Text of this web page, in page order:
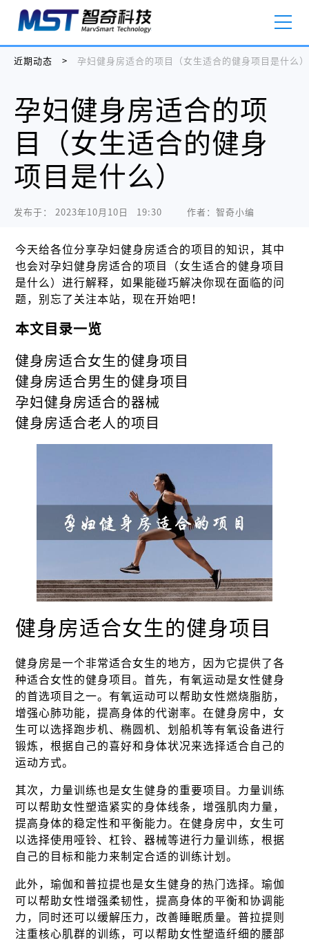
近期动态 > 孕妇健身房适合的项目（女生适合的健身项目是什么）
孕妇健身房适合的项
目（女生适合的健身
项目是什么）
发布于： 2023年10月10日   19:30 作者：智奇小编
今天给各位分享孕妇健身房适合的项目的知识，其中
也会对孕妇健身房适合的项目（女生适合的健身项目
是什么）进行解释，如果能碰巧解决你现在面临的问
题，别忘了关注本站，现在开始吧！
本文目录一览
健身房适合女生的健身项目
健身房适合男生的健身项目
孕妇健身房适合的器械
健身房适合老人的项目
健身房适合女生的健身项目
健身房是一个非常适合女生的地方，因为它提供了各
种适合女性的健身项目。首先，有氧运动是女性健身
的首选项目之一。有氧运动可以帮助女性燃烧脂肪，
增强心肺功能，提高身体的代谢率。在健身房中，女
生可以选择跑步机、椭圆机、划船机等有氧设备进行
锻炼，根据自己的喜好和身体状况来选择适合自己的
运动方式。
其次，力量训练也是女生健身的重要项目。力量训练
可以帮助女性塑造紧实的身体线条，增强肌肉力量，
提高身体的稳定性和平衡能力。在健身房中，女生可
以选择使用哑铃、杠铃、器械等进行力量训练，根据
自己的目标和能力来制定合适的训练计划。
此外，瑜伽和普拉提也是女生健身的热门选择。瑜伽
可以帮助女性增强柔韧性，提高身体的平衡和协调能
力，同时还可以缓解压力，改善睡眠质量。普拉提则
注重核心肌群的训练，可以帮助女性塑造纤细的腰部